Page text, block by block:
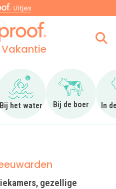
Vakantie
de kust
Bij het water
Ga naar Bij het water
Bij de boer
Ga naar Bij
In
gezellige